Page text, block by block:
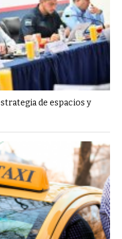
de espacios y